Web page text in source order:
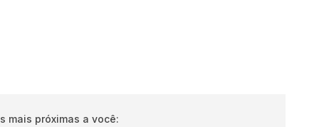
mais próximas a você: